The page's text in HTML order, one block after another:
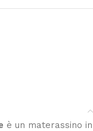
è un materassino in